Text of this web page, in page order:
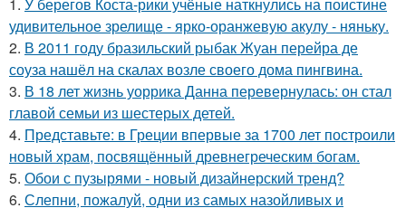
удивительное зрелище - ярко-оранжевую акулу - няньку.
2. В 2011 году бразильский рыбак Жуан перейра де
соуза нашёл на скалах возле своего дома пингвина.
3. В 18 лет жизнь уоррика Данна перевернулась: он стал
главой семьи из шестерых детей.
4. Представьте: в Греции впервые за 1700 лет построили
новый храм, посвящённый древнегреческим богам.
5. Обои с пузырями - новый дизайнерский тренд?
6. Слепни, пожалуй, одни из самых назойливых и